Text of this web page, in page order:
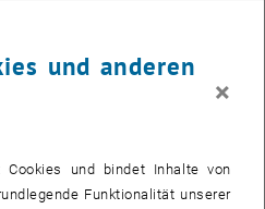
JULI 26
und anderen
×
Cookies und bindet Inhalte von
Funktionalität unserer